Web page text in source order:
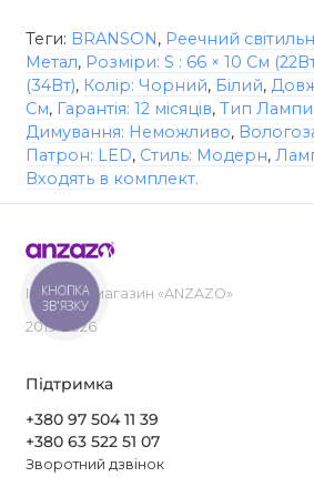
Теги: BRANSON , Реечний
Метал, Розміри: S : 66 × 10 См
(34Вт), Колір: Чорний, Білий,
См, Гарантія: 12 місяців, Тип Лампи:
Димування: Неможливо,
Патрон: LED, Стиль: Модерн,
Входять в комплект.
Інтернет-магазин «ANZAZO»
2019-2026
Підтримка
+380 97 504 11 39
+380 63 522 51 07
Зворотний дзвінок
КНОПКА
ЗВ'ЯЗКУ